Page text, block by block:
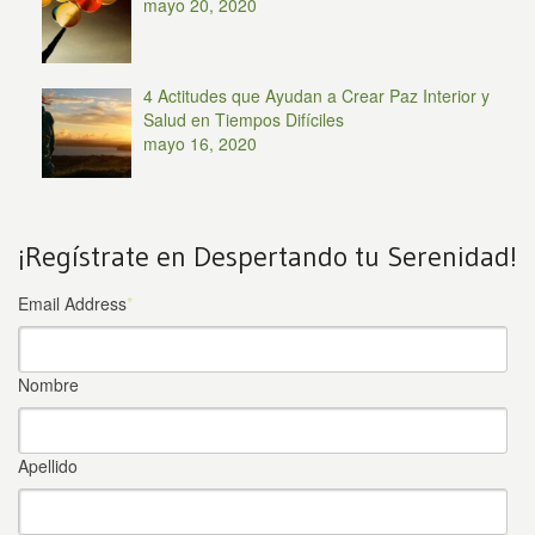
4 Actitudes que Ayudan a Crear Paz Interior y
Salud en Tiempos Difíciles
mayo 16, 2020
¡Regístrate en Despertando tu Serenidad!
Email Address*
Nombre
Apellido